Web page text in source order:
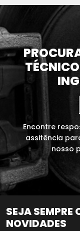
Encontre
assitência
nosso
SEJA SEMPRE
NOVIDADES